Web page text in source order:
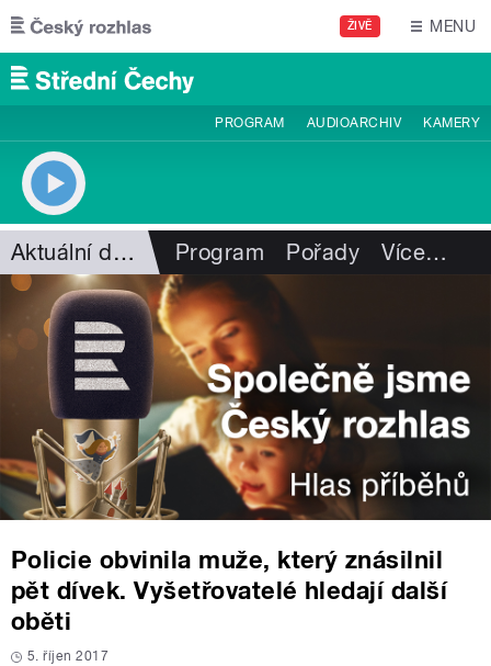
Přejít k hlavnímu obsahu
ŽIVĚ MENU
PROGRAM AUDIOARCHIV KAMERY
Aktuální dění Program Pořady Více…
Policie obvinila muže, který znásilnil
pět dívek. Vyšetřovatelé hledají další
oběti
5. říjen 2017